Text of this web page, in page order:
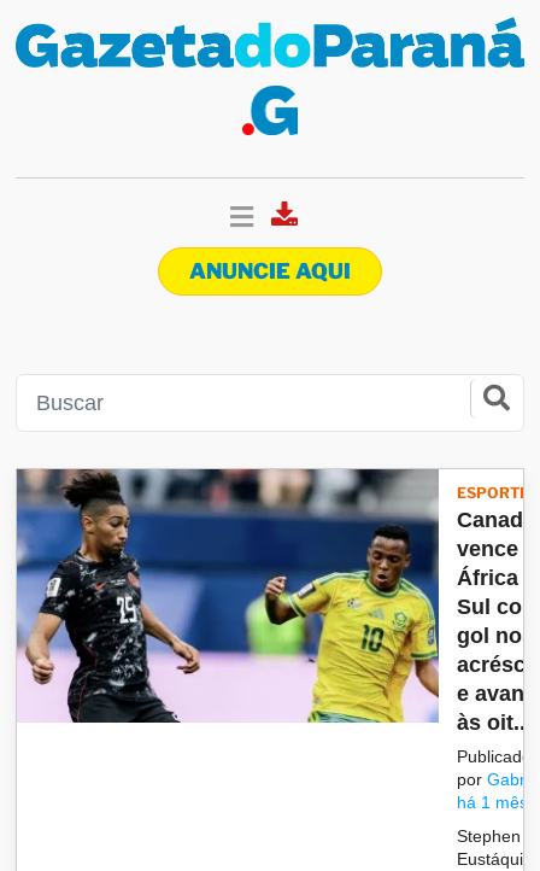
ANUNCIE AQUI
ESPORTES
Canadá
vence
África
Sul
gol nos
e
às oit...
Publicado
por
há 1 mês
Stephen
Eustáquio